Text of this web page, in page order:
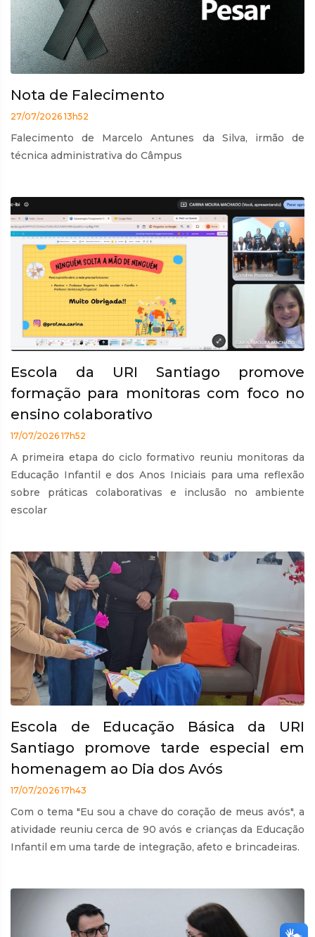
Nota de Falecimento
27/07/2026 13h52
Falecimento de Marcelo Antunes da Silva, irmão de
técnica administrativa do Câmpus
Escola da URI Santiago promove
formação para monitoras com foco no
ensino colaborativo
17/07/2026 17h52
A primeira etapa do ciclo formativo reuniu monitoras da
Educação Infantil e dos Anos Iniciais para uma reflexão
sobre práticas colaborativas e inclusão no ambiente
escolar
Escola de Educação Básica da URI
Santiago promove tarde especial em
homenagem ao Dia dos Avós
17/07/2026 17h43
Com o tema "Eu sou a chave do coração de meus avós", a
atividade reuniu cerca de 90 avós e crianças da Educação
Infantil em uma tarde de integração, afeto e brincadeiras.